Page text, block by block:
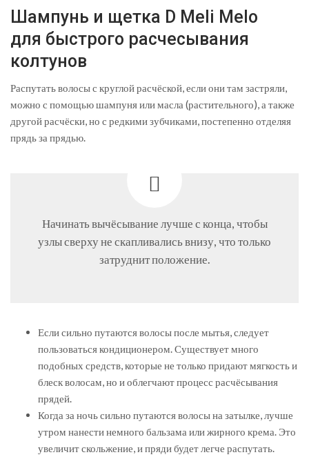
Шампунь и щетка D Meli Melo
для быстрого расчесывания
колтунов
Распутать волосы с круглой расчёской, если они там застряли,
можно с помощью шампуня или масла (растительного), а также
другой расчёски, но с редкими зубчиками, постепенно отделяя
прядь за прядью.
Начинать вычёсывание лучше с конца, чтобы
узлы сверху не скапливались внизу, что только
затруднит положение.
Если сильно путаются волосы после мытья, следует
пользоваться кондиционером. Существует много
подобных средств, которые не только придают мягкость и
блеск волосам, но и облегчают процесс расчёсывания
прядей.
Когда за ночь сильно путаются волосы на затылке, лучше
утром нанести немного бальзама или жирного крема. Это
увеличит скольжение, и пряди будет легче распутать.